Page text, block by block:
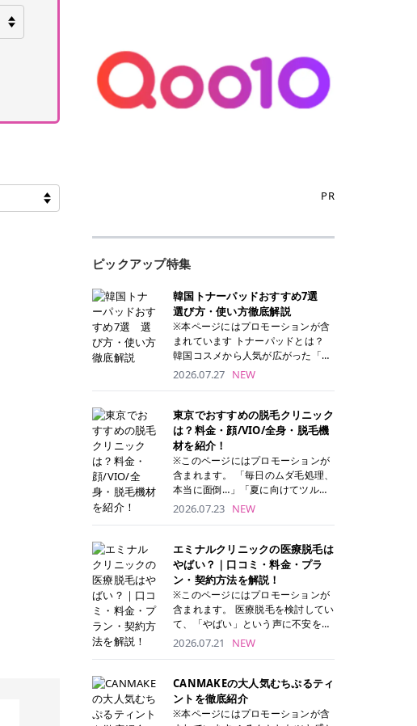
PR
ピックアップ特集
韓国トナーパッドおすすめ7選
選び方・使い方徹底解説
※本ページにはプロモーションが含
まれています トナーパッドとは？
韓国コスメから人気が広がった「ト
ナーパッド」は、化粧水や美容液を
トナーパッドは洗顔後に肌をやさし
く拭き取ることで、古い角質や余分
な皮脂汚れをオフしながら、うるお
いを与えられるのが特徴✨ さらに、
気になる部分には数分のせて部分用
パックとしても使用できるため、1
両方を叶えられます。 韓国コスメブ
ランドを中心に人気を集めていまし
たが、現在では日本でも定番のスキ
ンケアアイテムとして幅広い世代に
愛用されています。 トナーパッドの
特徴 トナーパッドと拭き取り化粧水
の違い 「トナーパッド」と「拭き取
り化粧水」はどちらも洗顔後に使用
するスキンケアアイテムですが、使
い方や特徴に違いがあります。 トナ
ーパッドは、化粧水があらかじめパ
ッドに含まれているため、コットン
を用意する手間がなく、忙しい朝で
もサッと使えるのが魅力です。 ま
た、保湿成分を豊富に配合した商品
2026.07.27 NEW
東京でおすすめの脱毛クリニック
は？料金・顔/VIO/全身・脱毛機
材を紹介！
※このページにはプロモーションが
含まれます。 「毎日のムダ毛処理、
本当に面倒…」「夏に向けてツルツ
ル肌になりたい！」 そう思って東京
べばいいの？と迷ってしまいますよ
ね。 この記事では、医療脱毛の基本
から、東京で特に通いやすいフレイ
アクリニック・レジーナクリニッ
ク・エミナルクリニック・リゼクリ
ニックの4院について、分かりやす
リニックを見つけて、面倒な自己処
理から卒業しちゃいましょう♪ クリ
ニック 全身＋VIO 全身＋VIO＋顔 特
徴 脱毛器 詳細 フレイアクリニック
52,800円(税込)/5回 94,600円(税
込)/5回 肌への負担に配慮しなが
2026.07.23 NEW
エミナルクリニックの医療脱毛は
やばい？｜口コミ・料金・プラ
ン・契約方法を解説！
※このページにはプロモーションが
含まれます。 医療脱毛を検討してい
て、「やばい」という声に不安を抱
える方も多いのではないでしょう
体系をはじめ、学生や友人同士でお
得になる割引キャンペーン、無料カ
ウンセリングから施術までの具体的
2026.07.21 NEW
CANMAKEの大人気むちぷるティ
ントを徹底紹介
※本ページにはプロモーションが含